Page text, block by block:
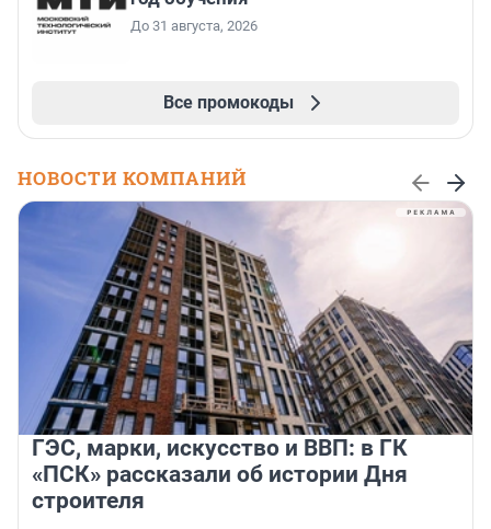
До 31 августа, 2026
Все промокоды
НОВОСТИ КОМПАНИЙ
ГЭС, марки, искусство и ВВП: в ГК
«ПСК» рассказали об истории Дня
строителя